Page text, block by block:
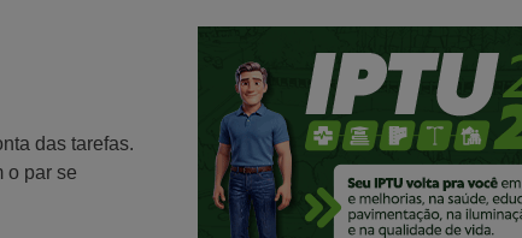
das tarefas.
o par se